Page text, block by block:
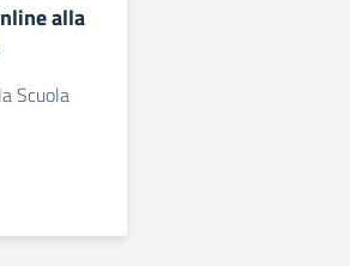
alla
Scuola